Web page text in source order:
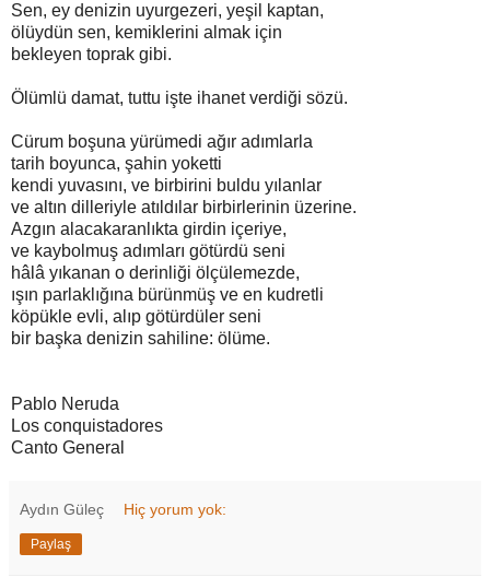
Sen, ey denizin uyurgezeri, yeşil kaptan,
ölüydün sen, kemiklerini almak için
bekleyen toprak gibi.
Ölümlü damat, tuttu işte ihanet verdiği sözü.
Cürum boşuna yürümedi ağır adımlarla
tarih boyunca, şahin yoketti
kendi yuvasını, ve birbirini buldu yılanlar
ve altın dilleriyle atıldılar birbirlerinin üzerine.
Azgın alacakaranlıkta girdin içeriye,
ve kaybolmuş adımları götürdü seni
hâlâ yıkanan o derinliği ölçülemezde,
ışın parlaklığına bürünmüş ve en kudretli
köpükle evli, alıp götürdüler seni
bir başka denizin sahiline: ölüme.
Pablo Neruda
Los conquistadores
Canto General
Aydın Güleç Hiç yorum yok:
Paylaş